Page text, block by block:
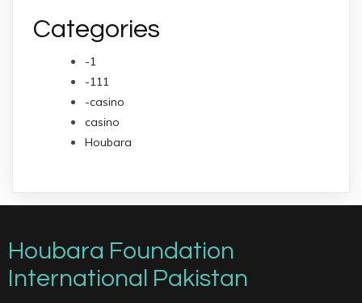
Categories
-1
-111
-casino
casino
Houbara
Houbara Foundation
International Pakistan